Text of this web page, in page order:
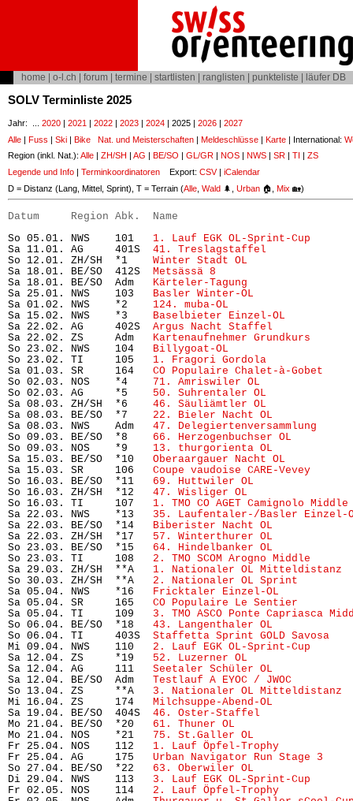
home o-l.ch forum termine startlisten ranglisten punkteliste läufer DB
SOLV Terminliste 2025
Jahr: ... 2020 | 2021 | 2022 | 2023 | 2024 | 2025 | 2026 | 2027
Alle | Fuss | Ski | Bike Nat. und Meisterschaften | Meldeschlüsse | Karte | International:
Region (inkl. Nat.): Alle ZH/SH AG BE/SO GL/GR NOS NWS SR TI
ZS
Legende und Info | Terminkoordinatoren Export: CSV| iCalendar
D = Distanz (Lang, Mittel, Sprint), T = Terrain (Alle Wald 🌲, Urban 🏠, Mix 🏡)
Datum     Region Abk.  Name
So 05.01. NWS    101 1. Lauf EGK OL-Sprint-Cup
Sa 11.01. AG     401S 41. Treslagstaffel
So 12.01. ZH/SH  *1 Winter Stadt OL
Sa 18.01. BE/SO  412S Metsässä 8
Sa 18.01. BE/SO  Adm
Kärteler-Tagung
Sa 25.01. NWS    103
Basler Winter-OL
Sa 01.02. NWS    *2 124. muba-OL
Sa 15.02. NWS    *3
Baselbieter Einzel-OL
Sa 22.02. AG     402S Argus Nacht Staffel
Sa 22.02. ZS     Adm
Kartenaufnehmer Grundkurs
So 23.02. NWS    104
Billygoat-OL
So 23.02. TI     105 1. Fragori Gordola
Sa 01.03. SR     164 CO Populaire Chalet-à-Gobet
So 02.03. NOS    *4 71. Amriswiler OL
So 02.03. AG     *5 50. Suhrentaler OL
Sa 08.03. ZH/SH  *6 46. Säuliämtler OL
Sa 08.03. BE/SO  *7 22. Bieler Nacht OL
Sa 08.03. NWS    Adm 47. Delegiertenversammlung
So 09.03. BE/SO  *8 66. Herzogenbuchser OL
So 09.03. NOS    *9 13. thurgorienta OL
Sa 15.03. BE/SO  *10 Oberaargauer Nacht OL
Sa 15.03. SR     106 Coupe vaudoise CARE-Vevey
So 16.03. BE/SO  *11 69. Huttwiler OL
So 16.03. ZH/SH  *12 47. Wisliger OL
So 16.03. TI     107 1. TMO CO AGET Camignolo Middle
Sa 22.03. NWS    *13 35. Laufentaler-/Basler Einzel-
Sa 22.03. BE/SO  *14
Biberister Nacht OL
Sa 22.03. ZH/SH  *17 57. Winterthurer OL
So 23.03. BE/SO  *15 64. Hindelbanker OL
So 23.03. TI     108 2. TMO SCOM Arogno Middle
Sa 29.03. ZH/SH  **A 1. Nationaler OL Mitteldistanz
So 30.03. ZH/SH  **A 2. Nationaler OL Sprint
Sa 05.04. NWS    *16
Fricktaler Einzel-OL
Sa 05.04. SR     165 CO Populaire Le Sentier
Sa 05.04. TI     109 3. TMO ASCO Ponte Capriasca
So 06.04. BE/SO  *18 43. Langenthaler OL
So 06.04. TI     403S Staffetta Sprint GOLD Savosa
Mi 09.04. NWS    110 2. Lauf EGK OL-Sprint-Cup
Sa 12.04. ZS     *19 52. Luzerner OL
Sa 12.04. AG     111 Seetaler Schüler OL
Sa 12.04. BE/SO  Adm Testlauf A EYOC / JWOC
So 13.04. ZS     **A 3. Nationaler OL Mitteldistanz
Mi 16.04. ZS     174 Milchsuppe-Abend-OL
Sa 19.04. BE/SO  404S 46. Oster-Staffel
Mo 21.04. BE/SO  *20 61. Thuner OL
Mo 21.04. NOS    *21 75. St.Galler OL
Fr 25.04. NOS    112 1. Lauf Öpfel-Trophy
Fr 25.04. AG     175 Urban Navigator Run Stage 3
So 27.04. BE/SO  *22 63. Oberwiler OL
Di 29.04. NWS    113 3. Lauf EGK OL-Sprint-Cup
Fr 02.05. NOS    114 2. Lauf Öpfel-Trophy